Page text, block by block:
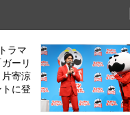
ラマ
ーリ
寄涼
に登